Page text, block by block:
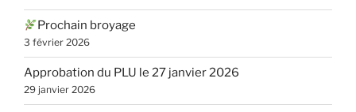
Prochain broyage
3 février 2026
Approbation du PLU le 27 janvier 2026
29 janvier 2026